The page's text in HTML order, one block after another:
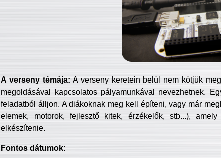
A verseny témája: A verseny keretein belül nem kötjük
megoldásával kapcsolatos pályamunkával nevezhetnek.
feladatból álljon. A diákoknak meg kell építeni, vagy már
elemek, motorok, fejlesztő kitek, érzékelők, stb...),
elkészítenie.
Fontos dátumok: